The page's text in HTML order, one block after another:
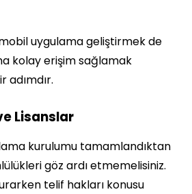
uygulama geliştirmek de
kolay erişim sağlamak
adımdır.
Lisanslar
kurulumu tamamlandıktan
göz ardı etmemelisiniz.
telif hakları konusu